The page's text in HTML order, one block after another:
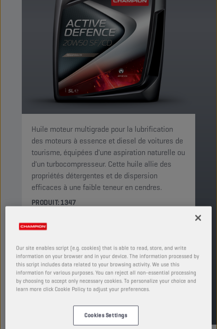
Huile moteur multigrade pour la lubrification
des moteurs à essence et diesel de voitures de
tourisme, équipées d'une aspiration naturelle ou
d'un turbocompresseur. Cette huile allie des
propriétés détergentes et de dispersion
efficaces à une faible teneur en cendres.
PRODUIT: 1347
disponibles
TROUVER UN POINT DE VENTE
TDS MSDS
Our site enables script (e.g. cookies) that is able to read, store, and write
information on your browser and in your device. The information processed by
this script includes data related to your browsing activity. We use this
information for various purposes. You can reject all non-essential processing
by choosing to accept only necessary cookies. To personalize your choice and
learn more click Cookie Policy to adjust your preferences.
Cookies Settings